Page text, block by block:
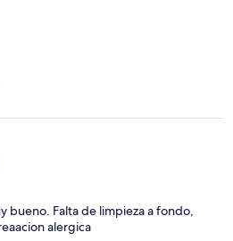
bueno. Falta de limpieza a fondo,
alergica